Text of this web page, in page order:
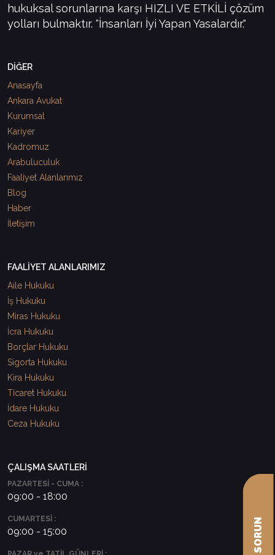
hukuksal sorunlarına karşı HIZLI VE ETKİLİ çözüm
yolları bulmaktır. "İnsanları İyi Yapan Yasalardır."
DİĞER
Anasayfa
Ankara Avukat
Kurumsal
Kariyer
Kadromuz
Arabuluculuk
Faaliyet Alanlarımız
Blog
Haber
İletişim
FAALİYET ALANLARIMIZ
Aile Hukuku
İş Hukuku
Miras Hukuku
İcra Hukuku
Borçlar Hukuku
Sigorta Hukuku
Kira Hukuku
Ticaret Hukuku
İdare Hukuku
Ceza Hukuku
ÇALIŞMA SAATLERİ
PAZARTESİ - CUMA :
09:00 - 18:00
CUMARTESİ :
09:00 - 15:00